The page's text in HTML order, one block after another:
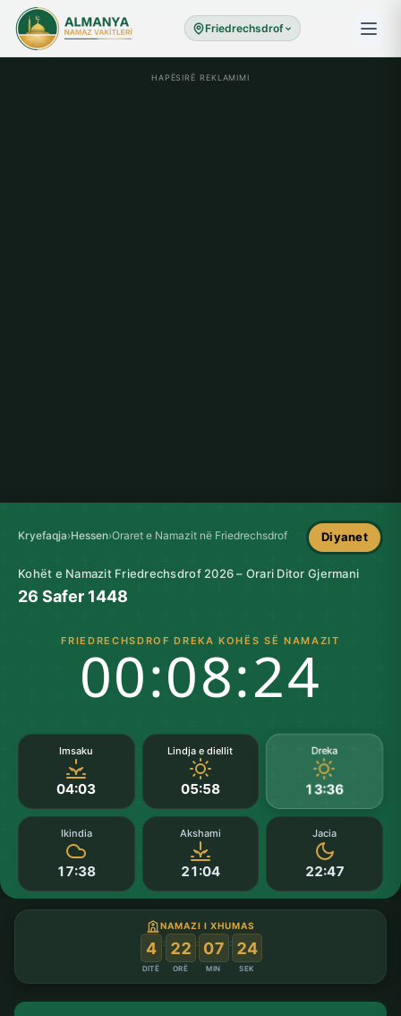
Friedrechsdrof
HAPËSIRË REKLAMIMI
Kryefaqja›Hessen›Oraret e Namazit në Friedrechsdrof Diyanet
Kohët e Namazit Friedrechsdrof 2026 – Orari Ditor Gjermani
26 Safer 1448
FRIEDRECHSDROF DREKA KOHËS SË NAMAZIT
00:08:23
Imsaku
04:03
Lindja e diellit
05:58
Dreka
13:36
Ikindia
17:38
Akshami
21:04
Jacia
22:47
NAMAZI I XHUMAS
4
DITË
: 22
ORË
: 07
MIN
: 23
SEK